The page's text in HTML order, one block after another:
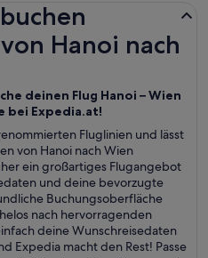
Hanoi nach
deinen Flug Hanoi – Wien
bei Expedia.at!
Fluglinien und lässt
von Hanoi nach Wien
ein großartiges Flugangebot
und deine bevorzugte
Buchungsoberfläche
nach hervorragenden
deine Wunschreisedaten
Expedia macht den Rest! Passe
Wien